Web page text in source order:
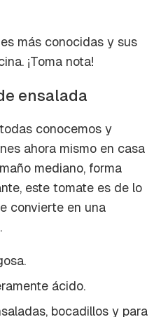
más conocidas y sus
¡Toma nota!
ensalada
conocemos y
ahora mismo en casa
mediano, forma
este tomate es de lo
convierte en una
ácido.
bocadillos y para